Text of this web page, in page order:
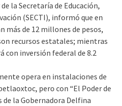
la Secretaría de Educación,
(SECTI), informó que en
más de 12 millones de pesos,
recursos estatales; mientras
con inversión federal de 8.2
opera en instalaciones de
pero con “El Poder de
de la Gobernadora Delfina